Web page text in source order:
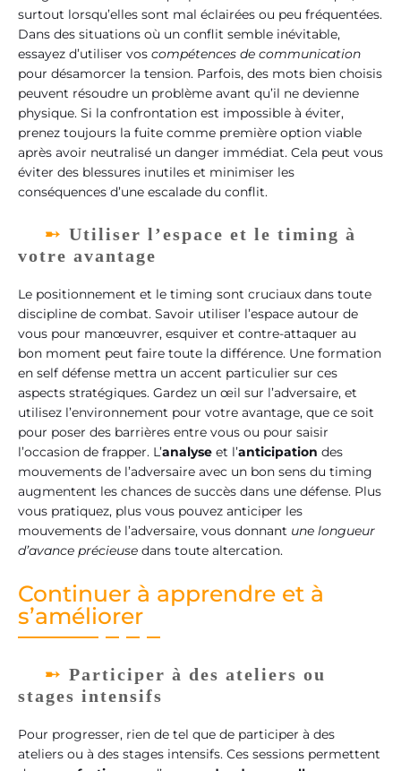
surtout lorsqu’elles sont mal éclairées ou peu fréquentées.
Dans des situations où un conflit semble inévitable,
essayez d’utiliser vos compétences de communication
pour désamorcer la tension. Parfois, des mots bien choisis
peuvent résoudre un problème avant qu’il ne devienne
physique. Si la confrontation est impossible à éviter,
prenez toujours la fuite comme première option viable
après avoir neutralisé un danger immédiat. Cela peut vous
éviter des blessures inutiles et minimiser les
conséquences d’une escalade du conflit.
Utiliser l’espace et le timing à
votre avantage
Le positionnement et le timing sont cruciaux dans toute
discipline de combat. Savoir utiliser l’espace autour de
vous pour manœuvrer, esquiver et contre-attaquer au
bon moment peut faire toute la différence. Une formation
en self défense mettra un accent particulier sur ces
aspects stratégiques. Gardez un œil sur l’adversaire, et
utilisez l’environnement pour votre avantage, que ce soit
pour poser des barrières entre vous ou pour saisir
l’occasion de frapper. L’analyse et l’anticipation des
mouvements de l’adversaire avec un bon sens du timing
augmentent les chances de succès dans une défense. Plus
vous pratiquez, plus vous pouvez anticiper les
mouvements de l’adversaire, vous donnant une longueur
d’avance précieuse dans toute altercation.
Continuer à apprendre et à
s’améliorer
Participer à des ateliers ou
stages intensifs
Pour progresser, rien de tel que de participer à des
ateliers ou à des stages intensifs. Ces sessions permettent